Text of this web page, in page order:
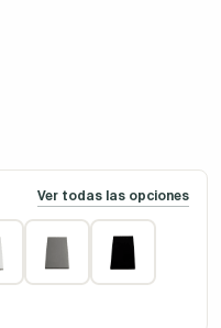
Ver todas las opciones